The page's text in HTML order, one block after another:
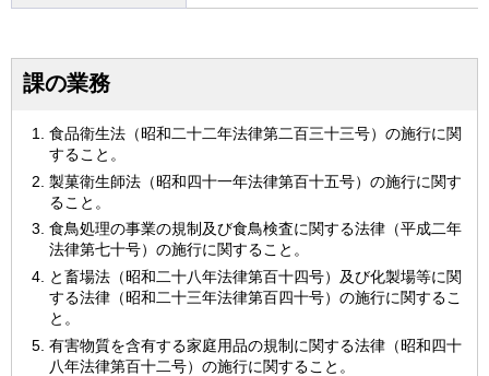
課の業務
食品衛生法（昭和二十二年法律第二百三十三号）の施行に関
すること。
製菓衛生師法（昭和四十一年法律第百十五号）の施行に関す
ること。
食鳥処理の事業の規制及び食鳥検査に関する法律（平成二年
法律第七十号）の施行に関すること。
と畜場法（昭和二十八年法律第百十四号）及び化製場等に関
する法律（昭和二十三年法律第百四十号）の施行に関するこ
と。
有害物質を含有する家庭用品の規制に関する法律（昭和四十
八年法律第百十二号）の施行に関すること。